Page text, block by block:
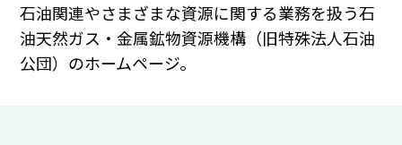
石油関連やさまざまな資源に関する業務を扱う石
油天然ガス・金属鉱物資源機構（旧特殊法人石油
公団）のホームページ。